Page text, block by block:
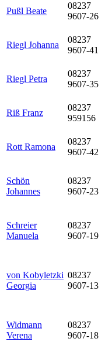
Pußl Beate
08237
9607-26
Riegl Johanna
08237
9607-41
Riegl Petra
08237
9607-35
Riß Franz
08237
959156
Rott Ramona
08237
9607-42
Schön
Johannes
08237
9607-23
Schreier
Manuela
08237
9607-19
von Kobyletzki
Georgia
08237
9607-13
Widmann
Verena
08237
9607-18